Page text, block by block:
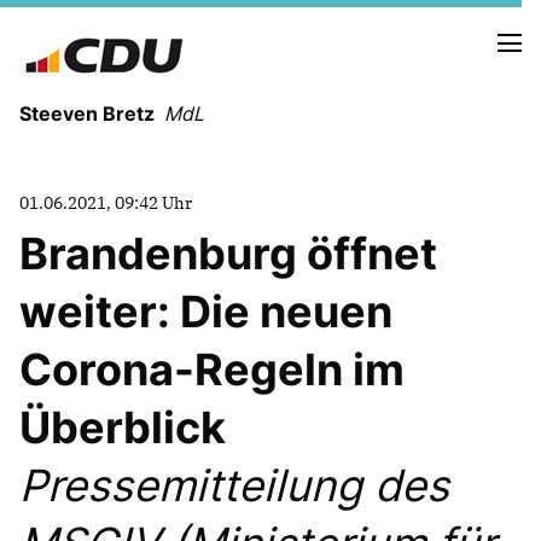
Steeven Bretz MdL
VITA
WAHLKREISBESUCHE
PRESSEFOTOS
MEIN BÜRGERBÜRO
MEIN WAHLKREIS
ZIELE
Redebeiträge
01.06.2021, 09:42 Uhr
Brandenburg öffnet
weiter: Die neuen
Corona-Regeln im
Überblick
Pressemitteilung des